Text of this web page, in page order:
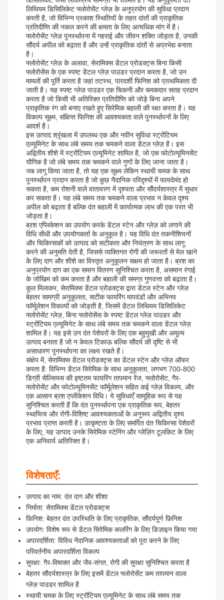
लिथियम डिसिलिकेट फ्लोरोसेंट ग्लेज़ के अनुप्रयोग की सुविधा प्रदान
करती है, जो विभिन्न प्रकाश स्थितियों के तहत दांतों की प्राकृतिक
प्रतिदीप्ति की नकल करने की क्षमता के लिए अत्यधिक मांग में है।
फ्लोरोसेंट ग्लेज़ पुनर्स्थापना में गहराई और जीवन शक्ति जोड़ता है, उनकी
सौंदर्य अपील को बढ़ाता है और उन्हें प्राकृतिक दांतों से अप्रभेद्य बनाता
है।
फ्लोरोसेंट ग्लेज़ के अलावा, सेरामिक्स डेंटल प्रोडक्ट्स बिना किसी
फ्लोरोसेंस के एक स्पष्ट डेंटल ग्लेज़ पाउडर प्रदान करता है, जो उन
मामलों की पूर्ति करता है जहां तटस्थ, पारदर्शी फिनिश को प्राथमिकता दी
जाती है। यह स्पष्ट ग्लेज़ पाउडर एक चिकनी और चमकदार सतह प्रदान
करता है जो किसी भी अतिरिक्त प्रतिदीप्ति को जोड़े बिना अपने
प्राकृतिक रंग को बनाए रखते हुए सिरेमिक बहाली की रक्षा करता है। यह
विकल्प सूक्ष्म, संक्षिप्त फिनिश की आवश्यकता वाले पुनर्स्थापनों के लिए
आदर्श है।
इस उत्पाद श्रृंखला में उपलब्ध एक और नवीन सुविधा स्ट्रोंटियम
एल्यूमिनेट के साथ लंबे समय तक चमकने वाला डेंटल ग्लेज़ है। इस
अद्वितीय शीशे में स्ट्रोंटियम एल्यूमिनेट शामिल है, जो एक फोटोल्यूमिनसेंट
यौगिक है जो लंबे समय तक चमकने वाले गुणों के लिए जाना जाता है।
जब लागू किया जाता है, तो यह एक सूक्ष्म लेकिन स्थायी चमक के साथ
पुनर्स्थापन प्रदान करता है जो कुछ नैदानिक ​​​​परिदृश्यों में फायदेमंद हो
सकता है, कम रोशनी वाले वातावरण में दृश्यता और सौंदर्यशास्त्र में सुधार
कर सकता है। यह लंबे समय तक चमकने वाला प्रभाव न केवल दृश्य
अपील को बढ़ाता है बल्कि दंत बहाली में कार्यात्मक लाभ की एक परत भी
जोड़ता है।
ब्रश एप्लिकेशन का उपयोग करके डेंटल स्टेन और ग्लेज़ को लगाने की
विधि सीधी और उपयोगकर्ता के अनुकूल है। यह विधि दंत तकनीशियनों
और चिकित्सकों को उत्पाद को सटीकता और नियंत्रण के साथ लागू
करने की अनुमति देती है, जिससे व्यक्तिगत रोगी की जरूरतों से मेल खाने
के लिए दाग और शीशे का विस्तृत अनुकूलन सक्षम हो जाता है। ब्रश का
अनुप्रयोग दाग का एक समान वितरण सुनिश्चित करता है, असमान रंगाई
के जोखिम को कम करता है और बहाली की समग्र गुणवत्ता को बढ़ाता है।
कुल मिलाकर, सेरामिक्स डेंटल प्रोडक्ट्स द्वारा डेंटल स्टेन और ग्लेज़
बेहतर सामग्री अनुकूलता, सटीक फायरिंग मापदंडों और अभिनव
फॉर्मूलेशन विकल्पों को जोड़ती है, जिसमें डेंटल लिथियम डिसिलिकेट
फ्लोरोसेंट ग्लेज़, बिना फ्लोरोसेंस के स्पष्ट डेंटल ग्लेज़ पाउडर और
स्ट्रोंटियम एल्यूमिनेट के साथ लंबे समय तक चमकने वाला डेंटल ग्लेज़
शामिल है। यह इसे उन दंत पेशेवरों के लिए एक बहुमुखी और अमूल्य
उत्पाद बनाता है जो न केवल टिकाऊ बल्कि सौंदर्य की दृष्टि से भी
असाधारण पुनर्स्थापना का लक्ष्य रखते हैं।
संक्षेप में, सेरामिक्स डेंटल प्रोडक्ट्स का डेंटल स्टेन और ग्लेज़ ऑफर
करता है: विभिन्न डेंटल सिरेमिक के साथ अनुकूलता, लगभग 700-800
डिग्री सेल्सियस की इष्टतम फायरिंग तापमान रेंज, फ्लोरोसेंट, गैर-
फ्लोरोसेंट और फोटोल्यूमिनसेंट फॉर्मूलेशन सहित कई ग्लेज़ विकल्प, और
एक आसान ब्रश एप्लीकेशन विधि। ये सुविधाएँ सामूहिक रूप से यह
सुनिश्चित करती हैं कि दंत पुनर्स्थापना एक प्राकृतिक रूप, बेहतर
स्थायित्व और रोगी-विशिष्ट आवश्यकताओं के अनुरूप अद्वितीय दृश्य
प्रभाव प्राप्त करती है। उत्कृष्टता के लिए समर्पित दंत चिकित्सा पेशेवरों
के लिए, यह उत्पाद उनके सिरेमिक स्टेनिंग और ग्लेज़िंग टूलकिट के लिए
एक अनिवार्य अतिरिक्त है।
विशेषताएँ:
उत्पाद का नाम: दंत दाग और शीशा
निर्माता: सेरामिक्स डेंटल प्रोडक्ट्स
फ़िनिश: बेहतर दंत उपस्थिति के लिए प्राकृतिक, सौंदर्यपूर्ण फ़िनिश
उपयोग: विशेष रूप से डेंटल सिरेमिक कलरिंग के लिए डिज़ाइन किया गया
अपारदर्शिता: विविध नैदानिक ​​आवश्यकताओं को पूरा करने के लिए
परिवर्तनीय अपारदर्शिता विकल्प
सुरक्षा: गैर-विषाक्त और जैव-संगत, रोगी की सुरक्षा सुनिश्चित करता है
बेहतर सौंदर्यशास्त्र के लिए इसमें डेंटल फ्लोरोसेंट कम तापमान वाला
ग्लेज़ पाउडर शामिल है
स्थायी चमक के लिए स्ट्रोंटियम एल्यूमिनेट के साथ लंबे समय तक